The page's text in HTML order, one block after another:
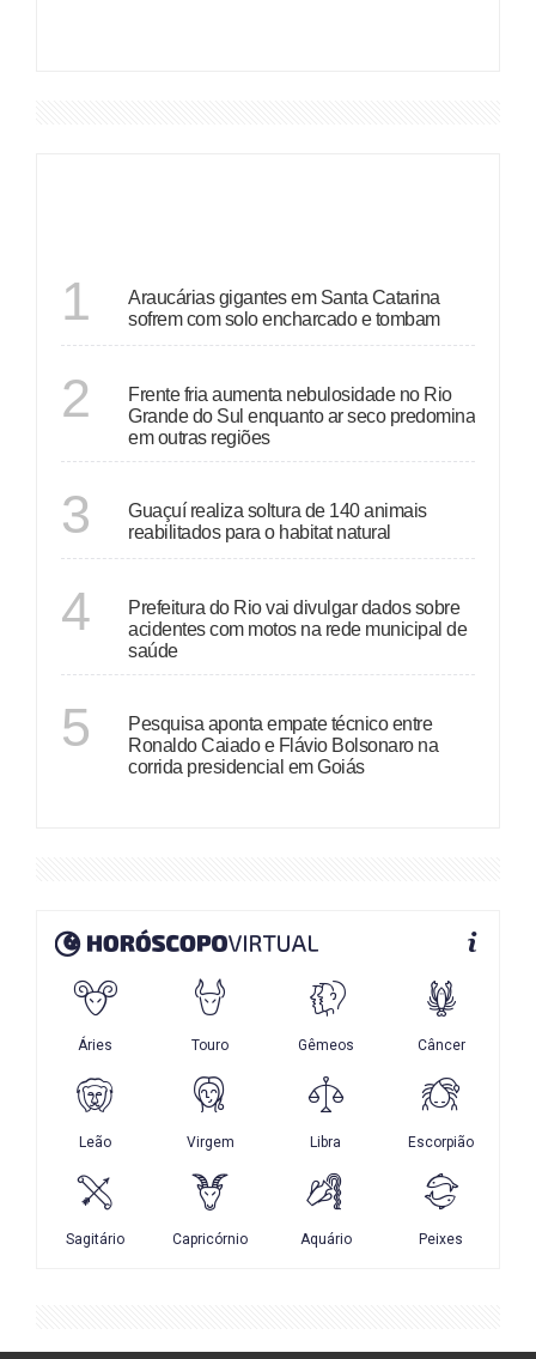
1
Araucárias gigantes em Santa Catarina
sofrem com solo encharcado e tombam
2
Frente fria aumenta nebulosidade no Rio
Grande do Sul enquanto ar seco predomina
em outras regiões
3
Guaçuí realiza soltura de 140 animais
reabilitados para o habitat natural
4
Prefeitura do Rio vai divulgar dados sobre
acidentes com motos na rede municipal de
saúde
5
Pesquisa aponta empate técnico entre
Ronaldo Caiado e Flávio Bolsonaro na
corrida presidencial em Goiás